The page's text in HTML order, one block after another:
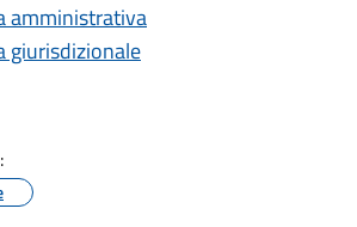
amministrativa
giurisdizionale